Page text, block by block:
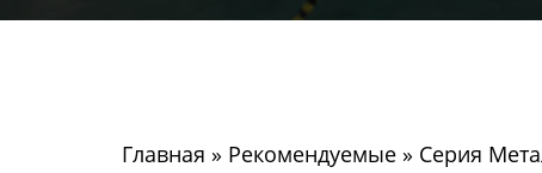
Главная » Рекомендуемые » Серия